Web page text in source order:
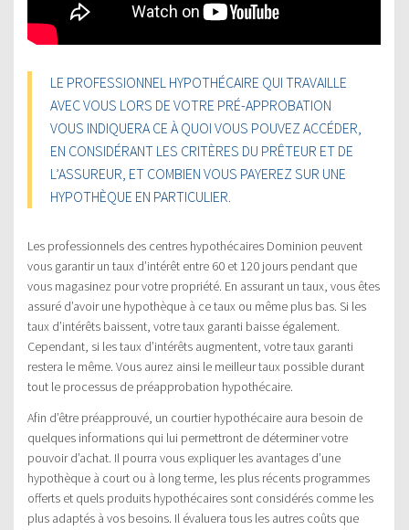
LE PROFESSIONNEL HYPOTHÉCAIRE QUI TRAVAILLE
AVEC VOUS LORS DE VOTRE PRÉ-APPROBATION
VOUS INDIQUERA CE À QUOI VOUS POUVEZ ACCÉDER,
EN CONSIDÉRANT LES CRITÈRES DU PRÊTEUR ET DE
L’ASSUREUR, ET COMBIEN VOUS PAYEREZ SUR UNE
HYPOTHÈQUE EN PARTICULIER.
Les professionnels des centres hypothécaires Dominion peuvent
vous garantir un taux d’intérêt entre 60 et 120 jours pendant que
vous magasinez pour votre propriété. En assurant un taux, vous êtes
assuré d’avoir une hypothèque à ce taux ou même plus bas. Si les
taux d’intérêts baissent, votre taux garanti baisse également.
Cependant, si les taux d’intérêts augmentent, votre taux garanti
restera le même. Vous aurez ainsi le meilleur taux possible durant
tout le processus de préapprobation hypothécaire.
Afin d’être préapprouvé, un courtier hypothécaire aura besoin de
quelques informations qui lui permettront de déterminer votre
pouvoir d’achat. Il pourra vous expliquer les avantages d’une
hypothèque à court ou à long terme, les plus récents programmes
offerts et quels produits hypothécaires sont considérés comme les
plus adaptés à vos besoins. Il évaluera tous les autres coûts que